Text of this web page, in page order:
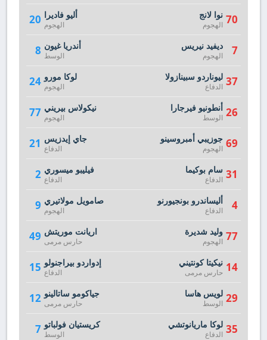
20 أليو فاديرا
الهجوم
8 أندريا غيون
الوسط
24 لوكا مورو
الهجوم
77 نيكولاس بيريني
الهجوم
21 جاي إيدزيس
الدفاع
2 فيليبو ميسوري
الدفاع
9 صامويل مولاتيري
الهجوم
49 اريانت موريتش
حارس مرمى
15 إدواردو بيراجنولو
الدفاع
12 جياكومو ساتالينو
حارس مرمى
7 كريستيان فولباتو
الوسط
70 نوا لانج
الهجوم
7 ديفيد نيريس
الهجوم
37 ليوناردو سبينازولا
الدفاع
26 أنطونيو فيرجارا
الوسط
69 جوزيبي أمبروسينو
الهجوم
31 سام بوكيما
الدفاع
4 أليساندرو بونجيورنو
الدفاع
77 وليد شديرة
الهجوم
14 نيكيتا كونتيني
حارس مرمى
29 لويس هاسا
الوسط
35 لوكا ماريانوتشي
الدفاع